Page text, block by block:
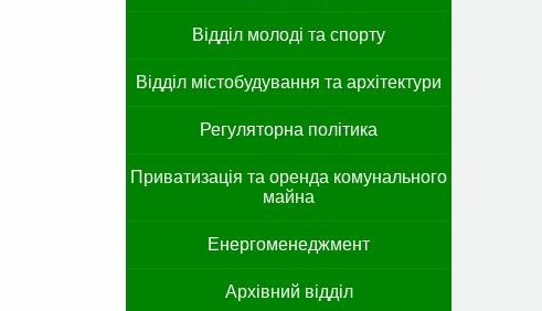
Відділ молоді та спорту
Відділ містобудування та архітектури
Регуляторна політика
Приватизація та оренда комунального
майна
Енергоменеджмент
Архівний відділ